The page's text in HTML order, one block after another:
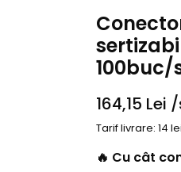
100buc/
164,15 Lei /
Tarif livrare: 14
🔥 Cu cât